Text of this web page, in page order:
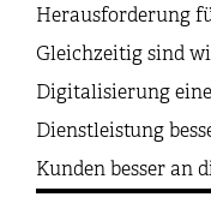
Herausforderung
Gleichzeitig sind
Digitalisierung
Dienstleistung
Kunden besser an